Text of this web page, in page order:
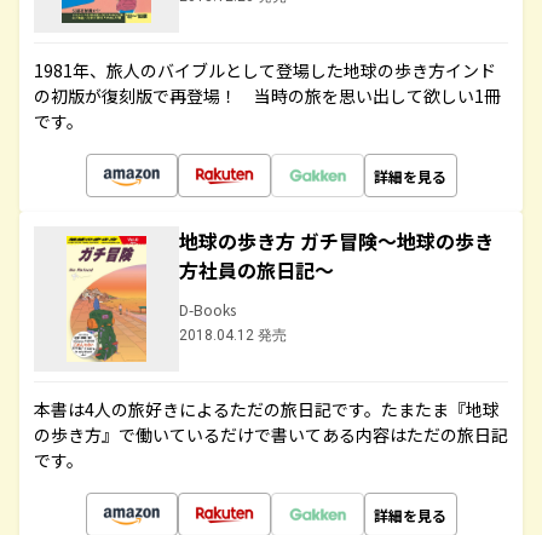
1981年、旅人のバイブルとして登場した地球の歩き方インド
の初版が復刻版で再登場！ 当時の旅を思い出して欲しい1冊
です。
詳細を見る
地球の歩き方 ガチ冒険～地球の歩き
方社員の旅日記～
D-Books
2018.04.12 発売
本書は4人の旅好きによるただの旅日記です。たまたま『地球
の歩き方』で働いているだけで書いてある内容はただの旅日記
です。
詳細を見る